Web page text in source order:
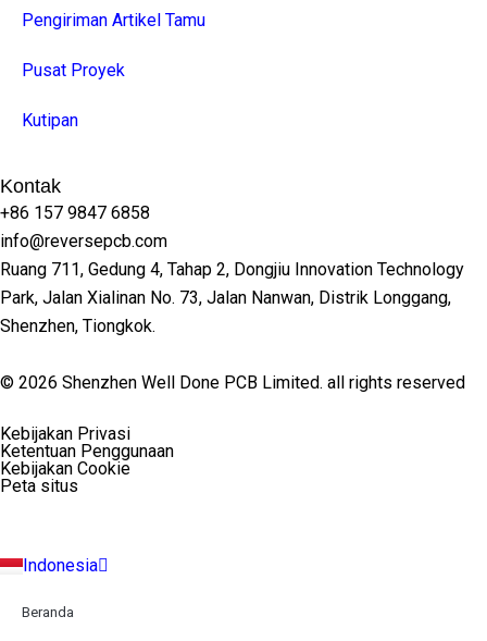
Pengiriman Artikel Tamu
Pusat Proyek
Kutipan
Kontak
+86 157 9847 6858
info@reversepcb.com
Ruang 711, Gedung 4, Tahap 2, Dongjiu Innovation Technology
Park, Jalan Xialinan No. 73, Jalan Nanwan, Distrik Longgang,
Shenzhen, Tiongkok.
© 2026 Shenzhen Well Done PCB Limited. all rights reserved
Kebijakan Privasi
Ketentuan Penggunaan
Kebijakan Cookie
Peta situs
Indonesia
Español
Deutsch
Français
Türkçe
Beranda